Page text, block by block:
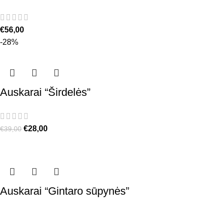
€56,00
-28%
Auskarai “Širdelės”
€39,00 €28,00
Auskarai “Gintaro sūpynės”